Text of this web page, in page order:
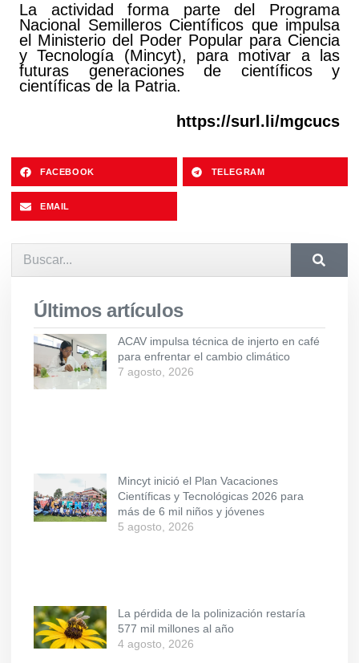
La actividad forma parte del Programa
Nacional Semilleros Científicos que impulsa
el Ministerio del Poder Popular para Ciencia
y Tecnología (Mincyt), para motivar a las
futuras generaciones de científicos y
científicas de la Patria.
https://surl.li/mgcucs
FACEBOOK TELEGRAM
EMAIL
Últimos artículos
ACAV impulsa técnica de injerto en café
para enfrentar el cambio climático
7 agosto, 2026
Mincyt inició el Plan Vacaciones
Científicas y Tecnológicas 2026 para
más de 6 mil niños y jóvenes
5 agosto, 2026
La pérdida de la polinización restaría
577 mil millones al año
4 agosto, 2026